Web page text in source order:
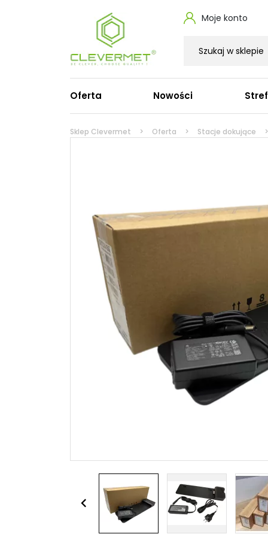
Moje konto
Oferta
Zasilacze do laptopa
Zasilacze do laptopa Acer
Zasilacze do laptopa Asus
Zasilacze do laptopa Microsoft
Zasilacze do laptopa Toshiba
Zasilacze do laptopa Fujitsu
Zasilacze do laptopa Sony
Zasilacze do monitora Samsung
Zasilacze APD
Zasilacze do laptopa Delta
Zasilacze LiteOn
Zasilacze Alienware
Zasilacze Chicony
Zasilacze LG do monitora
Ładowarki USB
Torby na laptopa
Nowości
Sklep Clevermet Oferta Stacje dokujące
